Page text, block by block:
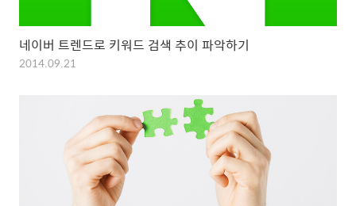
네이버 트렌드로 키워드 검색 추이 파악하기
2014.09.21